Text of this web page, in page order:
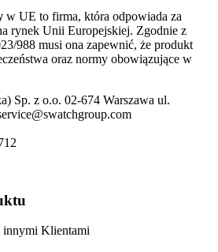
w UE to firma, która odpowiada za
rynek Unii Europejskiej. Zgodnie z
988 musi ona zapewnić, że produkt
oraz normy obowiązujące w
Sp. z o.o. 02-674 Warszawa ul.
innymi Klientami